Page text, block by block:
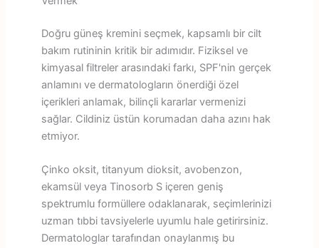
Doğru güneş kremini seçmek, kapsamlı bir cilt
bakım rutininin kritik bir adımıdır. Fiziksel ve
kimyasal filtreler arasındaki farkı, SPF'nin gerçek
anlamını ve dermatologların önerdiği özel
içerikleri anlamak, bilinçli kararlar vermenizi
sağlar. Cildiniz üstün korumadan daha azını hak
etmiyor.
Çinko oksit, titanyum dioksit, avobenzon,
ekamsül veya Tinosorb S içeren geniş
spektrumlu formüllere odaklanarak, seçimlerinizi
uzman tıbbi tavsiyelerle uyumlu hale getirirsiniz.
Dermatologlar tarafından onaylanmış bu